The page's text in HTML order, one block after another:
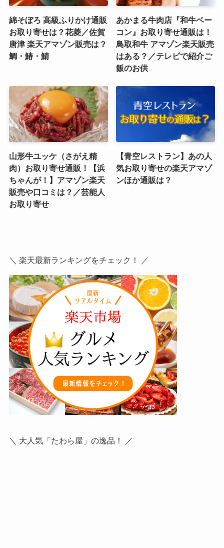
綿そぼろ 高級ふりかけ通販
お取り寄せは？花菱／佐賀
唐津 楽天アマゾン販売は？
鯛・鰆・鯖
あかまる牛肉店『和牛ベー
コン』お取り寄せ通販は！
鳥取和牛 アマゾン楽天販売
はある？／テレビで紹介ご
飯のお供
山形牛ユッケ（さがえ精
肉）お取り寄せ通販！【浜
ちゃんが！】アマゾン楽天
販売や口コミは？／芸能人
お取り寄せ
【青空レストラン】あの人
気お取り寄せの楽天アマゾ
ンほか通販は？
＼ 楽天最新ランキングをチェック！ ／
＼ 大人気「たわら屋」の逸品！ ／